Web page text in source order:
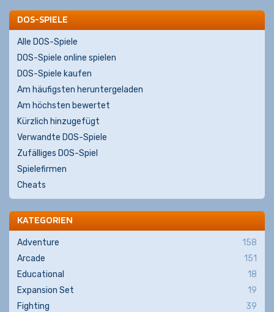
DOS-SPIELE
Alle DOS-Spiele
DOS-Spiele online spielen
DOS-Spiele kaufen
Am häufigsten heruntergeladen
Am höchsten bewertet
Kürzlich hinzugefügt
Verwandte DOS-Spiele
Zufälliges DOS-Spiel
Spielefirmen
Cheats
KATEGORIEN
Adventure
158
Arcade
151
Educational
18
Expansion Set
19
Fighting
39